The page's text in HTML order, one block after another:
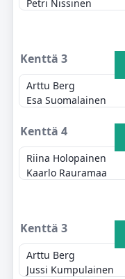
Petri Nissinen
Kenttä 3
Arttu Berg
Esa Suomalainen
Kenttä 4
Riina Holopainen
Kaarlo Rauramaa
Kenttä 3
Arttu Berg
Jussi Kumpulainen